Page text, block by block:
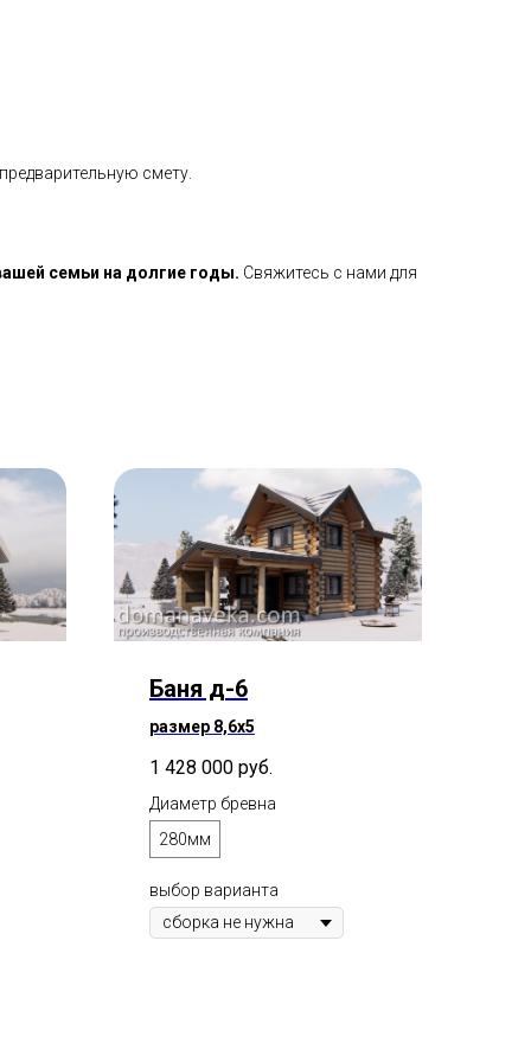
смету.
семьи на долгие годы. Свяжитесь с нами для
Баня д-6
размер 8,6х5
1 428 000 руб.
Диаметр бревна
280мм
выбор варианта